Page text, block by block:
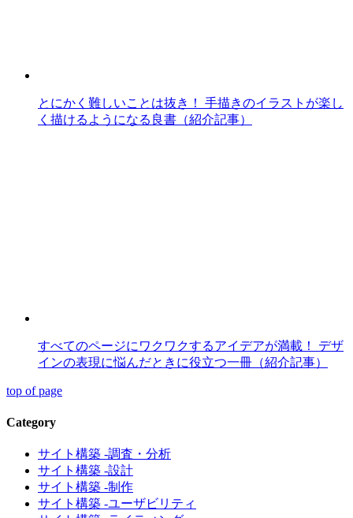
とにかく難しいことは抜き！ 手描きのイラストが楽し
く描けるようになる良書（紹介記事）
すべてのページにワクワクするアイデアが満載！ デザ
インの表現に悩んだときに役立つ一冊（紹介記事）
top of page
Category
サイト構築 -調査・分析
サイト構築 -設計
サイト構築 -制作
サイト構築 -ユーザビリティ